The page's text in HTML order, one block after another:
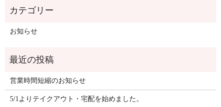
お知らせ
営業時間短縮のお知らせ
5/1よりテイクアウト・宅配を始めました。